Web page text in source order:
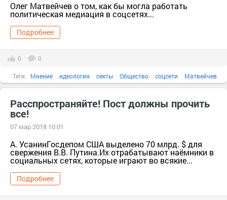
Олег Матвейчев о том, как бы могла работать
политическая медиация в соцсетях...
Подробнее
0 0
Теги: Мнение идеология секты Общество соцсети Матвейчев
Расспространяйте! Пост должны прочить
все!
07 мар 2018 10:01
А. УсанинГосдепом США выделено 70 млрд. $ для
свержения В.В. Путина.Их отрабатывают наёмники в
социальных сетях, которые играют во всякие...
Подробнее